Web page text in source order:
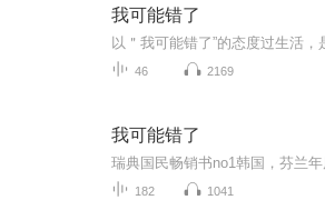
我可能错了
46 2169
我可能错了
瑞典国民畅销书no1韩国，芬兰
182 1041